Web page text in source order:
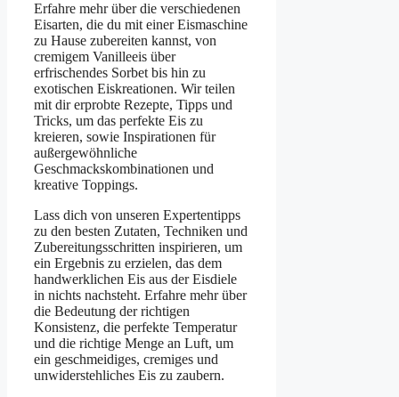
Erfahre mehr über die verschiedenen
Eisarten, die du mit einer Eismaschine
zu Hause zubereiten kannst, von
cremigem Vanilleeis über
erfrischendes Sorbet bis hin zu
exotischen Eiskreationen. Wir teilen
mit dir erprobte Rezepte, Tipps und
Tricks, um das perfekte Eis zu
kreieren, sowie Inspirationen für
außergewöhnliche
Geschmackskombinationen und
kreative Toppings.
Lass dich von unseren Expertentipps
zu den besten Zutaten, Techniken und
Zubereitungsschritten inspirieren, um
ein Ergebnis zu erzielen, das dem
handwerklichen Eis aus der Eisdiele
in nichts nachsteht. Erfahre mehr über
die Bedeutung der richtigen
Konsistenz, die perfekte Temperatur
und die richtige Menge an Luft, um
ein geschmeidiges, cremiges und
unwiderstehliches Eis zu zaubern.